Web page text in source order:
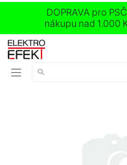
DOPRAVA pro
nákupu nad 1.000
Vyhledávání: